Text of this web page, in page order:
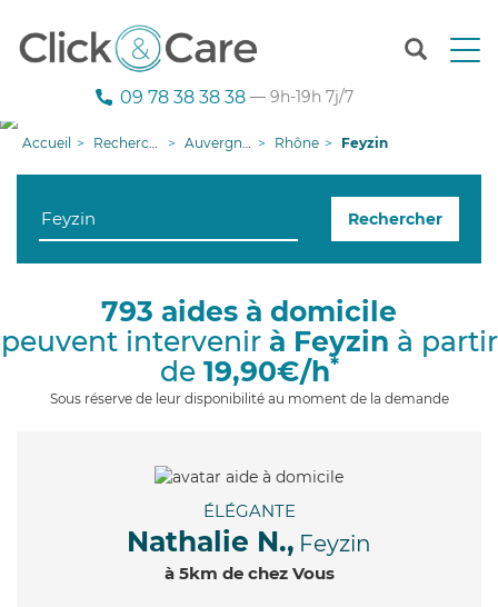
T
n
g
i
09 78 38 38 38 — 9h-19h 7j/7
Accueil Recherche aide à domicile Auvergne-Rhône-Alpes Rhône Feyzin
Rechercher
793 aides à domicile
peuvent intervenir à Feyzin à partir
de 19,90€/h*
Sous réserve de leur disponibilité au moment de la demande
ÉLÉGANTE
Nathalie N., Feyzin
à 5km de chez Vous